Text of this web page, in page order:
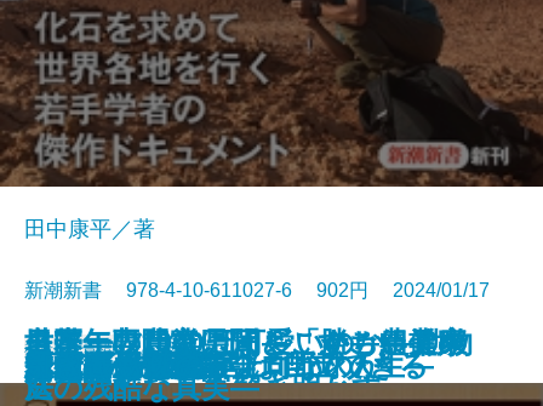
なぜこんな人が上司なのか
大人の居酒屋旅
本音
起死回生―逆転プロ野球人生―
1日10分の哲学
モフモフはなぜ可愛いのか―動物
行動学でヒトを解き明かす―
メンタル脳
テレビ局再編
日本一の農業県はどこか―農業の
通信簿―
最強の恐竜
田中康平／著
新潮新書 978-4-10-611027-6 902円 2024/01/17
新書電子書籍あり
完全版 創価学会
歴史は予言する
令和の山口組
親ガチャの哲学
ニッポンの闇
世帯年収1000万円―「勝ち組」家
庭の残酷な真実―
貧乏ピッツァ
大常識
引きこもりの7割は自立できる
名医・専門家に聞く すごい健康
法